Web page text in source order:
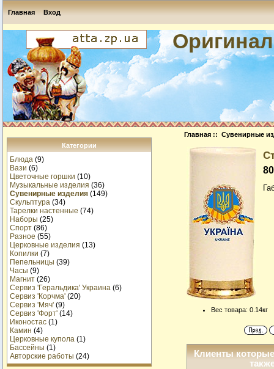
Главная Вход
Категории
Блюда (9)
Вази (6)
Цветочные горшки (10)
Музыкальные изделия (36)
Сувенирные изделия (149)
Скульптура (34)
Тарелки настенные (74)
Наборы (25)
Спорт (86)
Разное (55)
Церковные изделия (13)
Копилки (7)
Пепельницы (39)
Часы (9)
Магнит (26)
Сервиз 'Геральдика' Украина (6)
Сервиз 'Корчма' (20)
Сервиз 'Мяч' (9)
Сервиз 'Форт' (14)
Иконостас (1)
Камин (4)
Церковные купола (1)
Бассейны (1)
Авторские работы (24)
Главная ::Сувенирные
Вес товара: 0.14кг
Клиенты